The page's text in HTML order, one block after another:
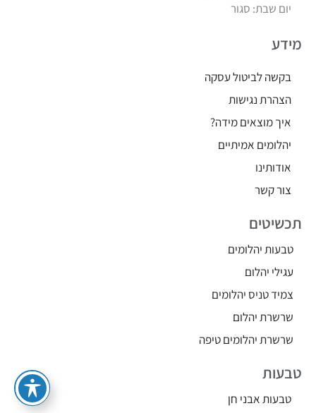
יום שבת: סגור
מידע
בקשה לביטול עסקה
הצהרת נגישות
איך מוצאים מידה?
יהלומים אמיתיים
אודותינו
צור קשר
תכשיטים
טבעות יהלומים
עגילי יהלום
צמיד טניס יהלומים
שרשרת יהלום
שרשרת יהלומים טיפה
טבעות
טבעות אבני חן